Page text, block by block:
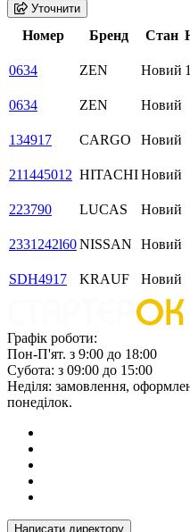
Уточнити
Номер Бренд Стан
0634
ZEN Новий 1
0634 ZEN Новий
134917
CARGO Новий
211445012 HITACHIНовий
223790
LUCAS Новий
2331242l60NISSAN Новий
SDH4917
KRAUF Новий
Графік роботи:
Пон-П'ят. з 9:00 до 18:00
Субота: з 09:00 до 15:00
Неділя: замовлення,
понеділок.
Написати директору